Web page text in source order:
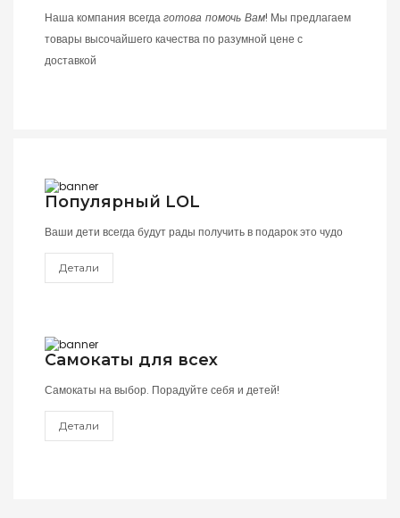
Наша компания всегдаготова помочь Вам! Мы предлагаем
товары высочайшего качества по разумной цене с
доставкой
Популярный LOL
Ваши дети всегда будут рады получить в подарок это чудо
Детали
Самокаты для всех
Самокаты на выбор. Порадуйте себя и детей!
Детали